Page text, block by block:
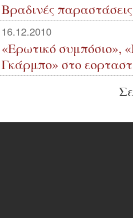
Βραδινές
16.12.2010
«Ερωτικό συμπόσιο»,
Γκάρμπο» στο